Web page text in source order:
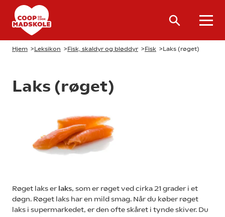
Hjem >Leksikon >Fisk, skaldyr og bløddyr >Fisk >Laks (røget)
Laks (røget)
Røget laks er laks, som er røget ved cirka 21 grader i et
døgn. Røget laks har en mild smag. Når du køber røget
laks i supermarkedet, er den ofte skåret i tynde skiver. Du